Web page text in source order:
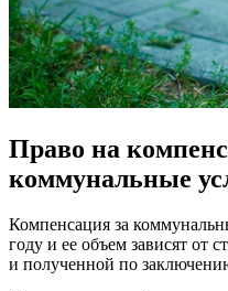
Право на
коммунальные
Компенсация за
году и ее объем зависят от
и полученной по